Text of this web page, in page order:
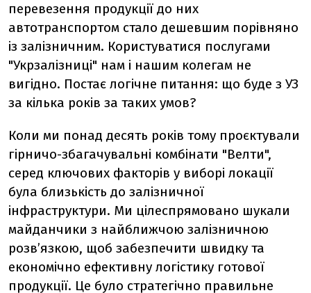
перевезення продукції до них
автотранспортом стало дешевшим порівняно
із залізничним. Користуватися послугами
"Укрзалізниці" нам і нашим колегам не
вигідно. Постає логічне питання: що буде з УЗ
за кілька років за таких умов?
Коли ми понад десять років тому проєктували
гірничо-збагачувальні комбінати "Велти",
серед ключових факторів у виборі локації
була близькість до залізничної
інфраструктури. Ми цілеспрямовано шукали
майданчики з найближчою залізничною
розв’язкою, щоб забезпечити швидку та
економічно ефективну логістику готової
продукції. Це було стратегічно правильне